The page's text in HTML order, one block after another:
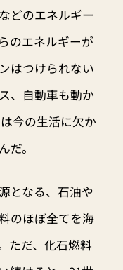
どのエネルギー
のエネルギーが
はつけられない
、自動車も動か
今の生活に欠か
。
となる、石油や
のほぼ全てを海
ただ、化石燃料